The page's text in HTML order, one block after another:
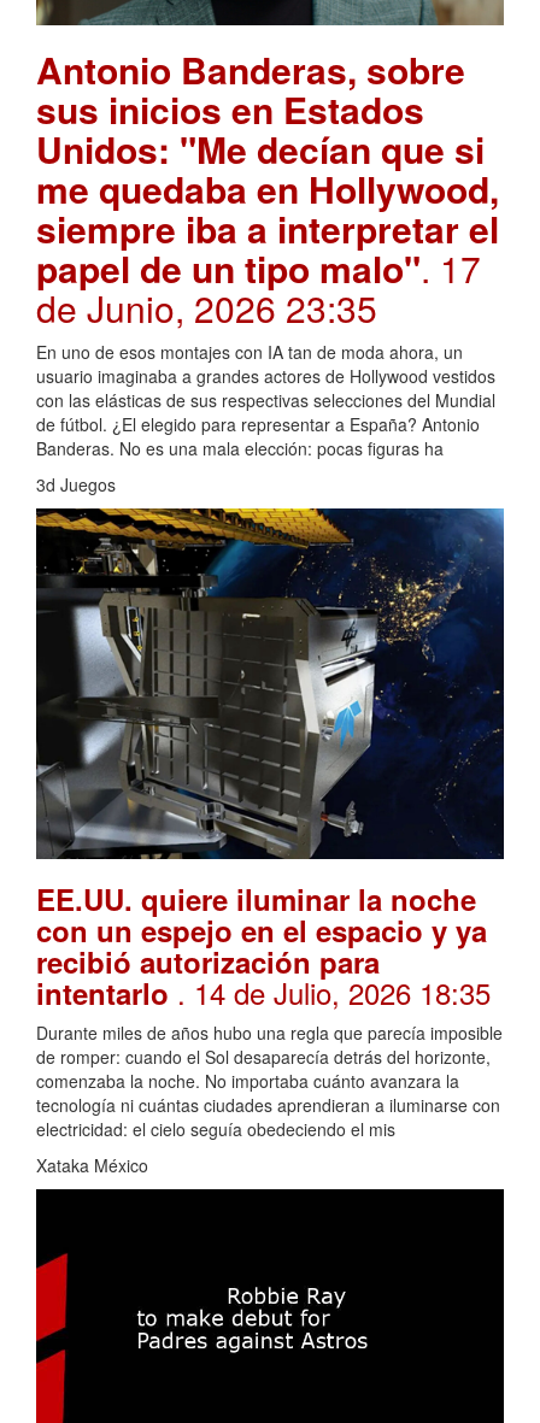
Antonio Banderas, sobre
sus inicios en Estados
Unidos: "Me decían que si
me quedaba en Hollywood,
siempre iba a interpretar el
papel de un tipo malo". 17
de Junio, 2026 23:35
En uno de esos montajes con IA tan de moda ahora, un
usuario imaginaba a grandes actores de Hollywood vestidos
con las elásticas de sus respectivas selecciones del Mundial
de fútbol. ¿El elegido para representar a España? Antonio
Banderas. No es una mala elección: pocas figuras ha
3d Juegos
EE.UU. quiere iluminar la noche
con un espejo en el espacio y ya
recibió autorización para
intentarlo . 14 de Julio, 2026 18:35
Durante miles de años hubo una regla que parecía imposible
de romper: cuando el Sol desaparecía detrás del horizonte,
comenzaba la noche. No importaba cuánto avanzara la
tecnología ni cuántas ciudades aprendieran a iluminarse con
electricidad: el cielo seguía obedeciendo el mis
Xataka México